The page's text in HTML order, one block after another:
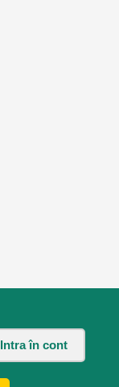
Intra în cont